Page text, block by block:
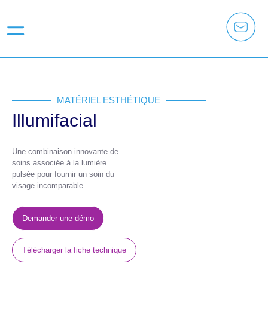
MATÉRIEL ESTHÉTIQUE
Illumifacial
Une combinaison innovante de
soins associée à la lumière
pulsée pour fournir un soin du
visage incomparable
Demander une démo
Télécharger la fiche technique